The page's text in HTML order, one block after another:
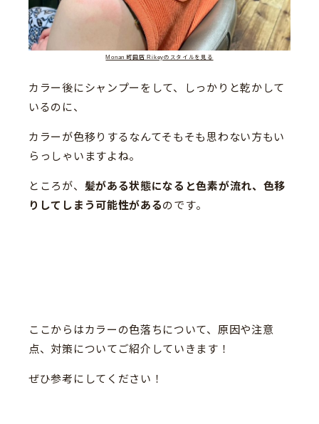
Monan 町田店 Rikeyのスタイルを見る
カラー後にシャンプーをして、しっかりと乾かして
いるのに、
カラーが色移りするなんてそもそも思わない方もい
らっしゃいますよね。
ところが、 髪がある状態になると色素が流れ、色移
りしてしまう可能性があるのです。
ここからはカラーの色落ちについて、原因や注意
点、対策についてご紹介していきます！
ぜひ参考にしてください！